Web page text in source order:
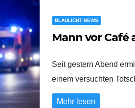
BLAULICHT NEWS
Mann vor Café
Seit gestern Abend
einem versuchten
Mehr lesen